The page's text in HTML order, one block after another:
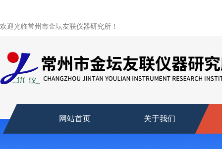
欢迎光临常州市金坛友联仪器研究所！
网站首页 关于我们